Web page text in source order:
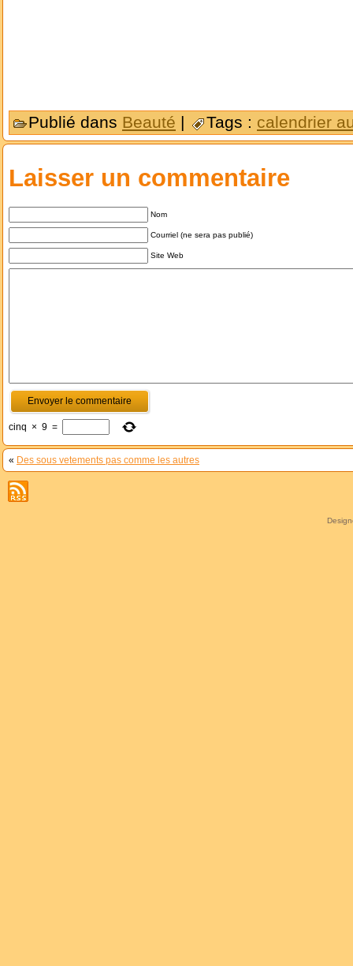
Publié dans Beauté | Tags : calendrier
Laisser un commentaire
Nom
Courriel (ne sera pas publié)
Site Web
cinq × 9 =
« Des sous vetements pas comme les autres